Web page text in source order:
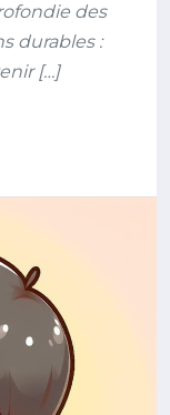
des
durables :
[…]